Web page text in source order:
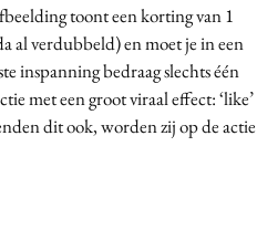
toont een korting van 1
al verdubbeld) en moet je in een
inspanning bedraag slechts één
met een groot viraal effect: ‘like’
dit ook, worden zij op de actie